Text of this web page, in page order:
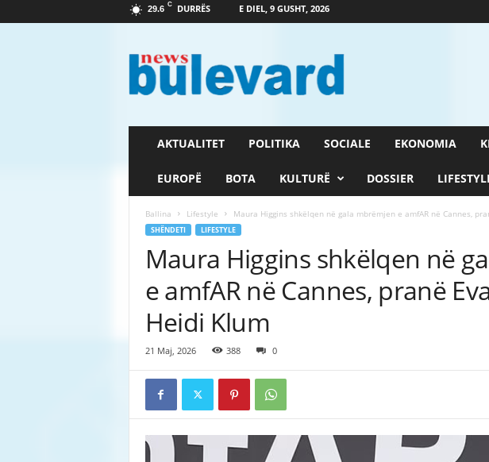
29.6 C DURRËS E DIEL, 9 GUSHT, 2026
a
AKTUALITET POLITIKA SOCIALE EKONOMIA
EUROPË BOTA KULTURË DOSSIER
Ballina Lifestyle Maura Higgins shkëlqen në gala mbrëmjen e amfAR në Cannes,
SHËNDETI LIFESTYLE
Maura Higgins shkëlqen në
e amfAR në Cannes, pranë
Heidi Klum
21 Maj, 2026 388 0